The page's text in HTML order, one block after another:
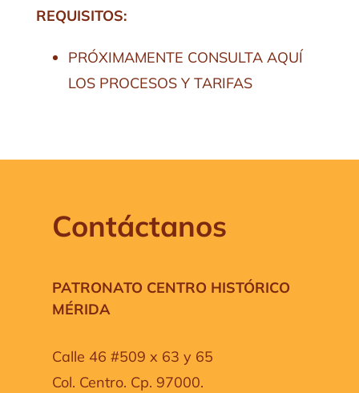
REQUISITOS:
PRÓXIMAMENTE CONSULTA AQUÍ
LOS PROCESOS Y TARIFAS
Contáctanos
PATRONATO CENTRO HISTÓRICO
MÉRIDA
Calle 46 #509 x 63 y 65
Col. Centro. Cp. 97000.